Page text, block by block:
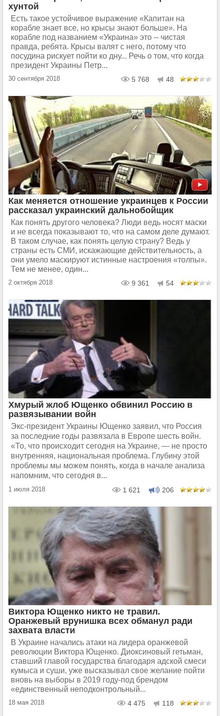
хунтой
Есть такое устойчивое выражение «Капитан на
корабле знает все, но крысы знают больше». На
корабле под названием «Украина» это -- чистая
правда, ребята. Крысы валят с него, потому что
посудина рискует пойти ко дну... Речь о том, что когда
президент Украины Петр...
30 сентября 2018 5 768 48
Как меняется отношение украинцев к России
рассказал украинский дальнобойщик
Как понять другого человека? Люди ведь носят маски
и не всегда показывают то, что на самом деле думают.
В таком случае, как понять целую страну? Ведь у
страны есть СМИ, искажающие действительность, а
они умело маскируют истинные настроения «толпы».
Тем не менее, один...
2 октября 2018 9 361 54
Хмурый жлоб Ющенко обвинил Россию в
развязывании войн
Экс-президент Украины Ющенко заявил, что Россия
за последние годы развязала в Европе шесть войн.
«То, что происходит сегодня на Украине, — не просто
внутренняя, национальная проблема. Глубину этой
проблемы мы можем понять, когда в начале анализа
напомним, что сегодня в...
1 июля 2018 1 621 206
Виктора Ющенко никто не травил.
Оранжевый врунишка всех обманул ради
захвата власти
В Украине начались атаки на лидера оранжевой
революции Виктора Ющенко. Диоксиновый гетьман,
ставший главой государства благодаря адской смеси
кумыса и суши, уже высказывал свое желание пойти
вновь на выборы в 2019 году-под брендом
«единственный неподконтрольный...
18 мая 2018 4 475 118